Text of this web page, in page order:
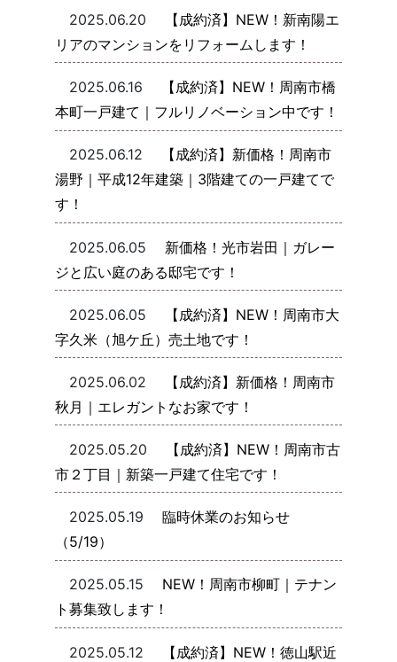
2025.06.20
【成約済】NEW！新南陽エ
リアのマンションをリフォームします！
2025.06.16
【成約済】NEW！周南市橋
本町一戸建て｜フルリノベーション中です！
2025.06.12
【成約済】新価格！周南市
湯野｜平成12年建築｜3階建ての一戸建てで
す！
2025.06.05
新価格！光市岩田｜ガレー
ジと広い庭のある邸宅です！
2025.06.05
【成約済】NEW！周南市大
字久米（旭ケ丘）売土地です！
2025.06.02
【成約済】新価格！周南市
秋月｜エレガントなお家です！
2025.05.20
【成約済】NEW！周南市古
市２丁目｜新築一戸建て住宅です！
2025.05.19
臨時休業のお知らせ
（5/19）
2025.05.15
NEW！周南市柳町｜テナン
ト募集致します！
2025.05.12
【成約済】NEW！徳山駅近